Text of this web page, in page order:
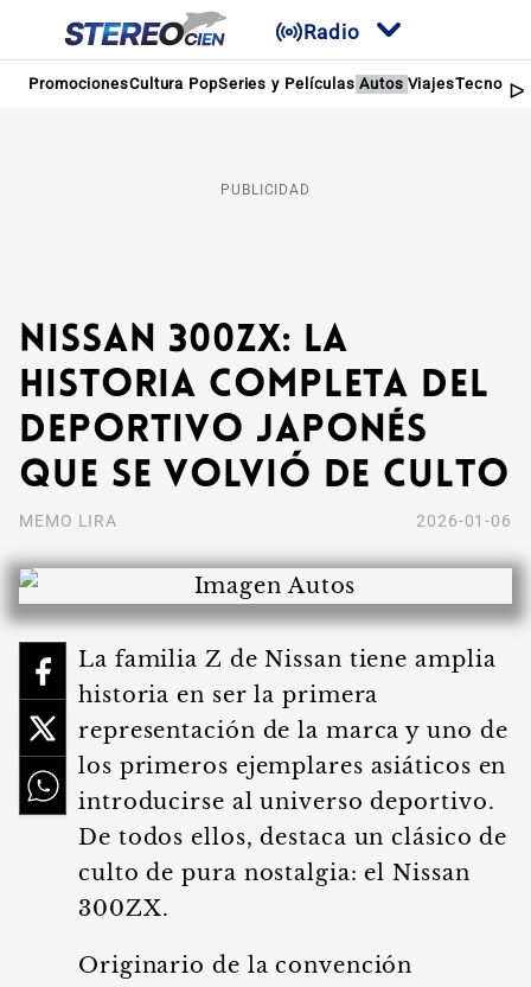
Radio
PromocionesCultura PopSeries y Películas Autos Viajes
PUBLICIDAD
Nissan 300ZX: la
historia completa del
deportivo japonés
que se volvió de culto
MEMO LIRA 2026-01-06
La familia Z de Nissan tiene amplia
historia en ser la primera
representación de la marca y uno de
los primeros ejemplares asiáticos en
introducirse al universo deportivo.
De todos ellos, destaca un clásico de
culto de pura nostalgia: el Nissan
300ZX.
Originario de la convención